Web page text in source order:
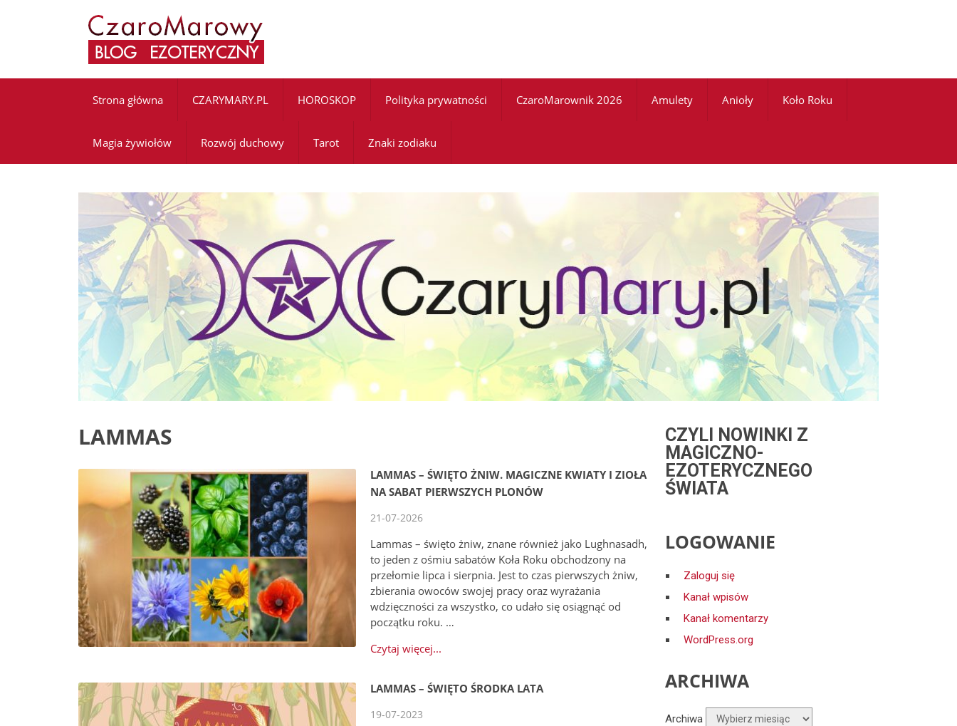
Strona główna CZARYMARY.PL HOROSKOP Polityka prywatności CzaroMarownik 2026 Amulety Anioły Koło Roku
Magia żywiołów Rozwój duchowy Tarot Znaki zodiaku
LAMMAS
LAMMAS – ŚWIĘTO ŻNIW. MAGICZNE KWIATY I ZIOŁA
NA SABAT PIERWSZYCH PLONÓW
21-07-2026
Lammas – święto żniw, znane również jako Lughnasadh,
to jeden z ośmiu sabatów Koła Roku obchodzony na
przełomie lipca i sierpnia. Jest to czas pierwszych żniw,
zbierania owoców swojej pracy oraz wyrażania
wdzięczności za wszystko, co udało się osiągnąć od
początku roku. …
Czytaj więcej...
LAMMAS – ŚWIĘTO ŚRODKA LATA
19-07-2023
CZYLI NOWINKI Z
MAGICZNO-
EZOTERYCZNEGO
ŚWIATA
LOGOWANIE
Zaloguj się
Kanał wpisów
Kanał komentarzy
WordPress.org
ARCHIWA
Archiwa